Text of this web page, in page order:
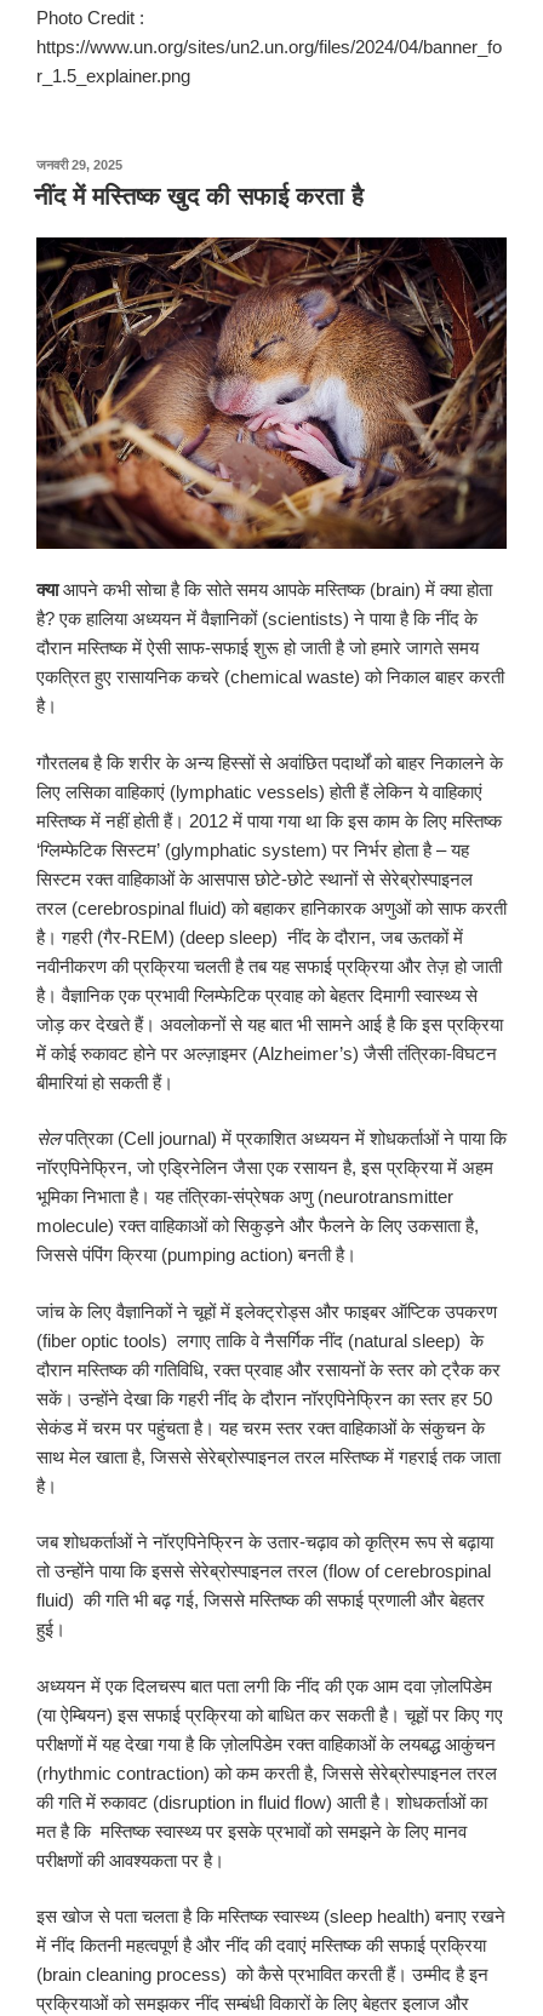
Photo Credit :
https://www.un.org/sites/un2.un.org/files/2024/04/banner_fo
r_1.5_explainer.png
जनवरी 29, 2025पर
प्रकाशित
किया
नींद में मस्तिष्क खुद की सफाई करता है
क्याआपने कभी सोचा है कि सोते समय आपके मस्तिष्क (brain) में क्या होता
है? एक हालिया अध्ययन में वैज्ञानिकों (scientists) ने पाया है कि नींद के
दौरान मस्तिष्क में ऐसी साफ-सफाई शुरू हो जाती है जो हमारे जागते समय
एकत्रित हुए रासायनिक कचरे (chemical waste) को निकाल बाहर करती
है।
गौरतलब है कि शरीर के अन्य हिस्सों से अवांछित पदार्थों को बाहर निकालने के
लिए लसिका वाहिकाएं (lymphatic vessels) होती हैं लेकिन ये वाहिकाएं
मस्तिष्क में नहीं होती हैं। 2012 में पाया गया था कि इस काम के लिए मस्तिष्क
‘ग्लिम्फेटिक सिस्टम’ (glymphatic system) पर निर्भर होता है – यह
सिस्टम रक्त वाहिकाओं के आसपास छोटे-छोटे स्थानों से सेरेब्रोस्पाइनल
तरल (cerebrospinal fluid) को बहाकर हानिकारक अणुओं को साफ करती
है। गहरी (गैर-REM) (deep sleep) नींद के दौरान, जब ऊतकों में
नवीनीकरण की प्रक्रिया चलती है तब यह सफाई प्रक्रिया और तेज़ हो जाती
है। वैज्ञानिक एक प्रभावी ग्लिम्फेटिक प्रवाह को बेहतर दिमागी स्वास्थ्य से
जोड़ कर देखते हैं। अवलोकनों से यह बात भी सामने आई है कि इस प्रक्रिया
में कोई रुकावट होने पर अल्ज़ाइमर (Alzheimer’s) जैसी तंत्रिका-विघटन
बीमारियां हो सकती हैं।
सेलपत्रिका (Cell journal) में प्रकाशित अध्ययन में शोधकर्ताओं ने पाया कि
नॉरएपिनेफ्रिन, जो एड्रिनेलिन जैसा एक रसायन है, इस प्रक्रिया में अहम
भूमिका निभाता है। यह तंत्रिका-संप्रेषक अणु (neurotransmitter
molecule) रक्त वाहिकाओं को सिकुड़ने और फैलने के लिए उकसाता है,
जिससे पंपिंग क्रिया (pumping action) बनती है।
जांच के लिए वैज्ञानिकों ने चूहों में इलेक्ट्रोड्स और फाइबर ऑप्टिक उपकरण
(fiber optic tools) लगाए ताकि वे नैसर्गिक नींद (natural sleep) के
दौरान मस्तिष्क की गतिविधि, रक्त प्रवाह और रसायनों के स्तर को ट्रैक कर
सकें। उन्होंने देखा कि गहरी नींद के दौरान नॉरएपिनेफ्रिन का स्तर हर 50
सेकंड में चरम पर पहुंचता है। यह चरम स्तर रक्त वाहिकाओं के संकुचन के
साथ मेल खाता है, जिससे सेरेब्रोस्पाइनल तरल मस्तिष्क में गहराई तक जाता
है।
जब शोधकर्ताओं ने नॉरएपिनेफ्रिन के उतार-चढ़ाव को कृत्रिम रूप से बढ़ाया
तो उन्होंने पाया कि इससे सेरेब्रोस्पाइनल तरल (flow of cerebrospinal
fluid) की गति भी बढ़ गई, जिससे मस्तिष्क की सफाई प्रणाली और बेहतर
हुई।
अध्ययन में एक दिलचस्प बात पता लगी कि नींद की एक आम दवा ज़ोलपिडेम
(या ऐम्बियन) इस सफाई प्रक्रिया को बाधित कर सकती है। चूहों पर किए गए
परीक्षणों में यह देखा गया है कि ज़ोलपिडेम रक्त वाहिकाओं के लयबद्ध आकुंचन
(rhythmic contraction) को कम करती है, जिससे सेरेब्रोस्पाइनल तरल
की गति में रुकावट (disruption in fluid flow) आती है। शोधकर्ताओं का
मत है कि मस्तिष्क स्वास्थ्य पर इसके प्रभावों को समझने के लिए मानव
परीक्षणों की आवश्यकता पर है।
इस खोज से पता चलता है कि मस्तिष्क स्वास्थ्य (sleep health) बनाए रखने
में नींद कितनी महत्वपूर्ण है और नींद की दवाएं मस्तिष्क की सफाई प्रक्रिया
(brain cleaning process) को कैसे प्रभावित करती हैं। उम्मीद है इन
प्रक्रियाओं को समझकर नींद सम्बंधी विकारों के लिए बेहतर इलाज और